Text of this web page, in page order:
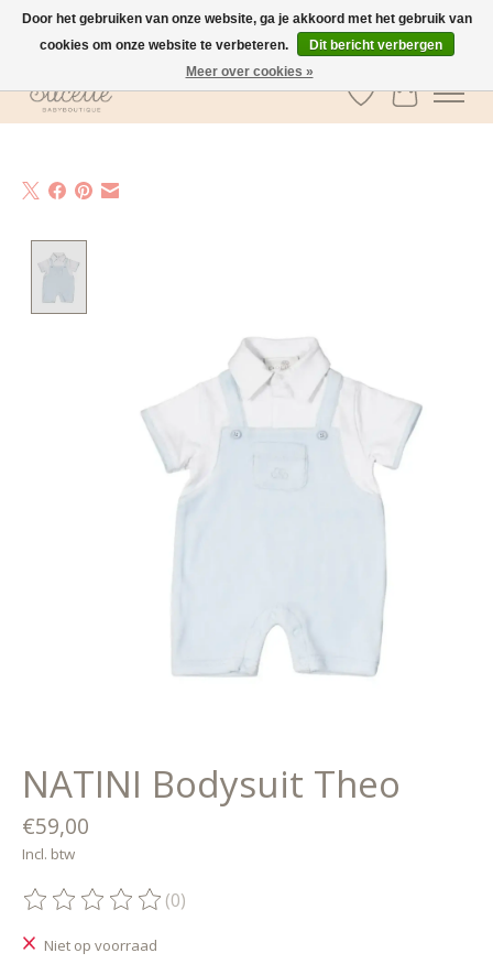
GRATIS verzending vanaf €100 in België
Verlanglijst
NATINI Bodysuit Theo
€59,00
Incl. btw
De beoordeling van dit product is
(0)
Niet op voorraad
Door het gebruiken van onze website, ga je akkoord met het gebruik van
cookies om onze website te verbeteren.
Dit bericht verbergen
Meer over cookies »